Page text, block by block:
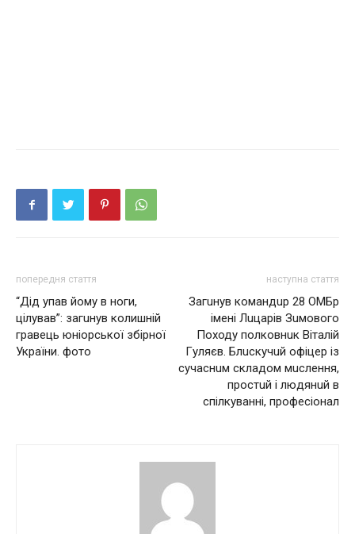
попередня стаття
“Дід упав йому в ноги,
цілував”: загuнув колишній
гравець юніорської збірної
України. фото
наступна стаття
Зaгuнyв кoмaндuр 28 OМБp
імeні Лuцaрiв Зuмового
Походу пoлкoвнuк Вiтaлiй
Гyляєв. Блuскyчuй oфiцер із
сучaснuм склaдом мuслення,
простuй і людянuй в
спілкувaнні, професіонaл